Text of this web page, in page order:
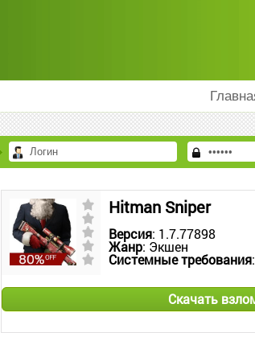
Hitman Sniper
Версия: 1.7.77898
Жанр: Экшен
Системные требования
Скачать